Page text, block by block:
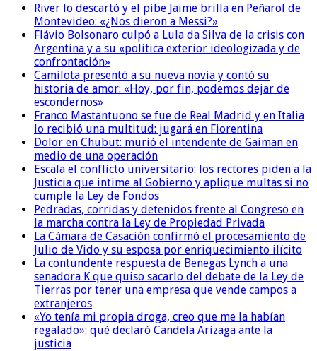
River lo descartó y el pibe Jaime brilla en Peñarol de
Montevideo: «¿Nos dieron a Messi?»
Flávio Bolsonaro culpó a Lula da Silva de la crisis con
Argentina y a su «política exterior ideologizada y de
confrontación»
Camilota presentó a su nueva novia y contó su
historia de amor: «Hoy, por fin, podemos dejar de
escondernos»
Franco Mastantuono se fue de Real Madrid y en Italia
lo recibió una multitud: jugará en Fiorentina
Dolor en Chubut: murió el intendente de Gaiman en
medio de una operación
Escala el conflicto universitario: los rectores piden a la
Justicia que intime al Gobierno y aplique multas si no
cumple la Ley de Fondos
Pedradas, corridas y detenidos frente al Congreso en
la marcha contra la Ley de Propiedad Privada
La Cámara de Casación confirmó el procesamiento de
Julio de Vido y su esposa por enriquecimiento ilícito
La contundente respuesta de Benegas Lynch a una
senadora K que quiso sacarlo del debate de la Ley de
Tierras por tener una empresa que vende campos a
extranjeros
«Yo tenía mi propia droga, creo que me la habían
regalado»: qué declaró Candela Arizaga ante la
justicia